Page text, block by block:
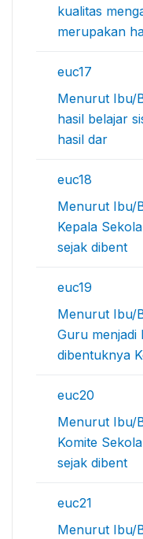
kualitas
merupakan
euc17
Menurut Ibu/
hasil belajar
hasil dar
euc18
Menurut Ibu/
Kepala
sejak dibent
euc19
Menurut Ibu/
Guru menjadi
dibentuknya
euc20
Menurut Ibu/
Komite
sejak dibent
euc21
Menurut Ibu/